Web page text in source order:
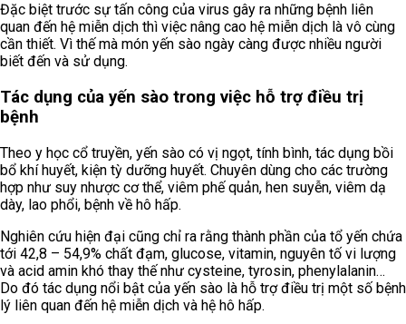
Đặc biệt trước sự tấn công của virus gây ra những bệnh liên
quan đến hệ miễn dịch thì việc nâng cao hệ miễn dịch là vô cùng
cần thiết. Vì thế mà món yến sào ngày càng được nhiều người
biết đến và sử dụng.
Tác dụng của yến sào trong việc hỗ trợ điều trị
bệnh
Theo y học cổ truyền, yến sào có vị ngọt, tính bình, tác dụng bồi
bổ khí huyết, kiện tỳ dưỡng huyết. Chuyên dùng cho các trường
hợp như suy nhược cơ thể, viêm phế quản, hen suyễn, viêm dạ
dày, lao phổi, bệnh về hô hấp.
Nghiên cứu hiện đại cũng chỉ ra rằng thành phần của tổ yến chứa
tới 42,8 – 54,9% chất đạm, glucose, vitamin, nguyên tố vi lượng
và acid amin khó thay thế như cysteine, tyrosin, phenylalanin…
Do đó tác dụng nổi bật của yến sào là hỗ trợ điều trị một số bệnh
lý liên quan đến hệ miễn dịch và hệ hô hấp.